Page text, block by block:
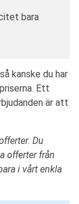
bara
kanske du har
Ett
är att
Du
offerter från
i vårt enkla